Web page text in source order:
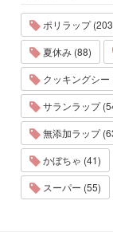
ポリラップ
夏休み (88)
クッキングシー
サランラップ
無添加ラップ
かぼちゃ (41)
スーパー (55)